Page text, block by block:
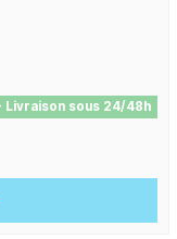
Livraison sous 24/48h